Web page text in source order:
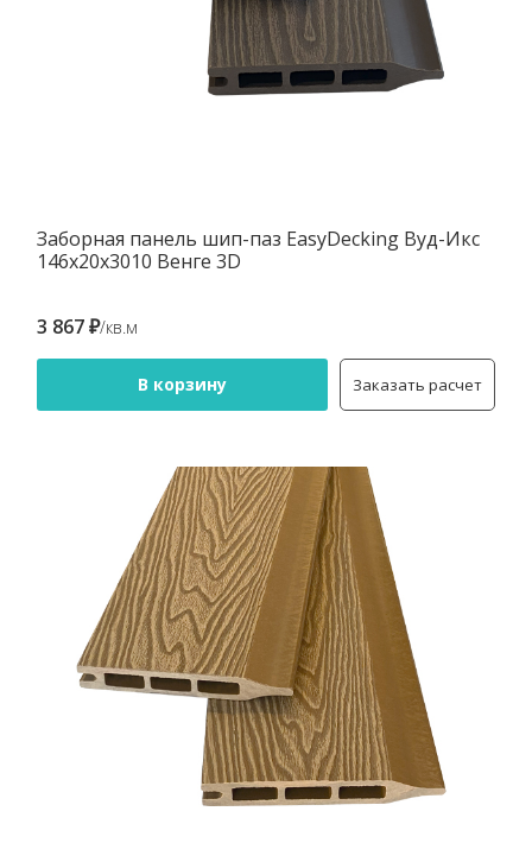
Заборная панель шип-паз EasyDecking Вуд-Икс
146х20х3010 Венге 3D
3 867 ₽/кв.м
В корзину Заказать расчет